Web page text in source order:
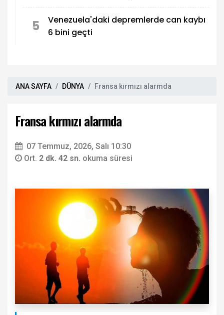
5
Venezuela'daki depremlerde can kaybı
6 bini geçti
ANA SAYFA DÜNYA Fransa kırmızı alarmda
Fransa kırmızı alarmda
07 Temmuz, 2026, Salı 10:30
Ort. 2 dk. 42 sn. okuma süresi